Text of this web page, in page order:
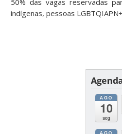
indígenas, pessoas
AGO
10
seg